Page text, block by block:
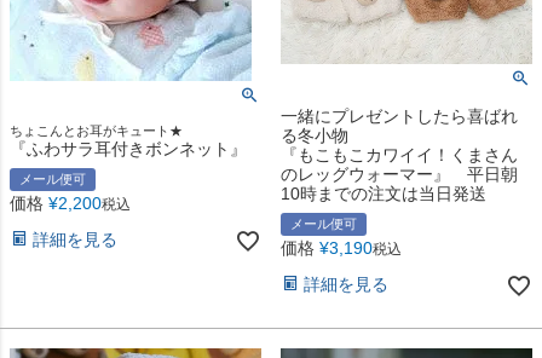
ちょこんとお耳がキュート★
『ふわサラ耳付きボンネット』
メール便可
価格 ¥2,200税込
詳細を見る
一緒にプレゼントしたら喜ばれ
る冬小物
『もこもこカワイイ！くまさん
のレッグウォーマー』 平日朝
10時までの注文は当日発送
メール便可
価格 ¥3,190税込
詳細を見る